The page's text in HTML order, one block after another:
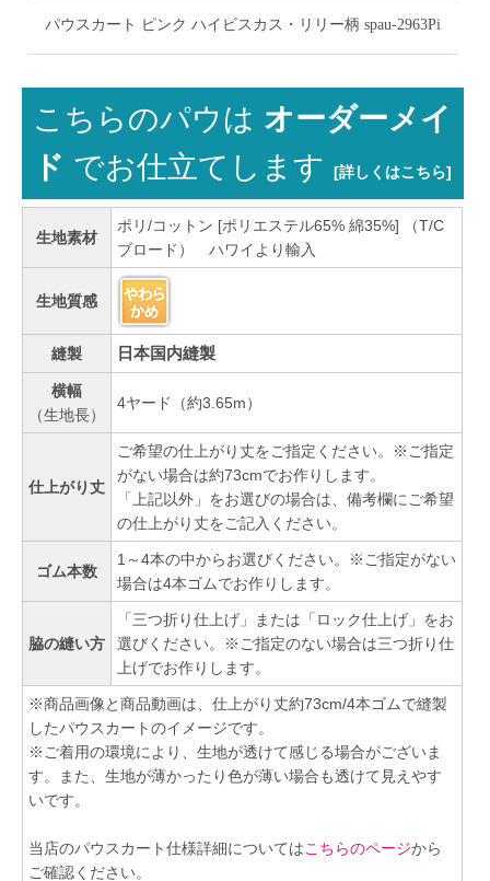
パウスカート ピンク ハイビスカス・リリー柄 spau-2963Pi
こちらのパウは オーダーメイ
ド でお仕立てします[詳しくはこちら]
生地素材
ポリ/コットン [ポリエステル65% 綿35%] （T/C
ブロード） ハワイより輸入
生地質感
縫製 日本国内縫製
横幅
（生地長）
4ヤード（約3.65m）
仕上がり丈
ご希望の仕上がり丈をご指定ください。※ご指定
がない場合は約73cmでお作りします。
「上記以外」をお選びの場合は、備考欄にご希望
の仕上がり丈をご記入ください。
ゴム本数
1～4本の中からお選びください。※ご指定がない
場合は4本ゴムでお作りします。
脇の縫い方
「三つ折り仕上げ」または「ロック仕上げ」をお
選びください。※ご指定のない場合は三つ折り仕
上げでお作りします。
※商品画像と商品動画は、仕上がり丈約73cm/4本ゴムで縫製
したパウスカートのイメージです。
※ご着用の環境により、生地が透けて感じる場合がございま
す。また、生地が薄かったり色が薄い場合も透けて見えやす
いです。
当店のパウスカート仕様詳細についてはこちらのページから
ご確認ください。